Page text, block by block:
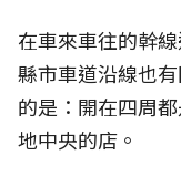
在車來車往的幹
縣市車道沿線也
的是：開在四周
地中央的店。